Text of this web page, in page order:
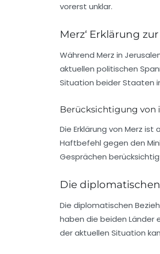
vorerst unklar.
Merz‘ Erklärung
Während Merz in
aktuellen politischen
Situation beider Staaten
Berücksichtigung von
Die Erklärung von Merz
Haftbefehl gegen den
Gesprächen
Die
Die diplomatischen
haben die beiden
der aktuellen Situation